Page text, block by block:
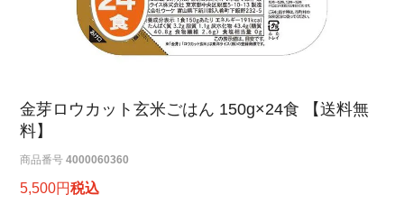
金芽ロウカット玄米ごはん 150g×24食 【送料無
料】
商品番号 4000060360
5,500 税込